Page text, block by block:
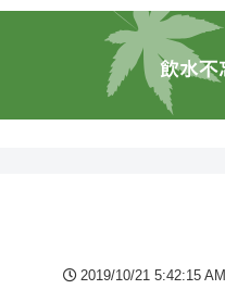
2019/10/21 5:42:15 AM